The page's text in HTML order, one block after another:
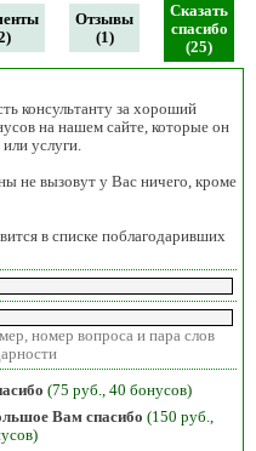
Отзывы
(1)
Сказать
спасибо
(25)
консультанту за хороший
на нашем сайте, которые он
услуги.
не вызовут у Вас ничего, кроме
в списке поблагодаривших
номер вопроса и пара слов
(75 руб., 40 бонусов)
Вам спасибо (150 руб.,